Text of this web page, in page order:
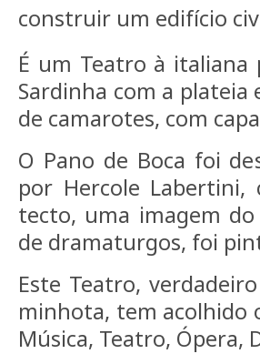
construir um edifício
É um Teatro à italiana
Sardinha com a
de camarotes, com
O Pano de Boca foi
por Hercole Labertini,
tecto, uma imagem
de dramaturgos, foi
Este Teatro,
minhota, tem acolhido
Música, Teatro, Ópera,